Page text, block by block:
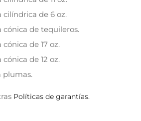
cilíndrica de 6 oz.
cónica de tequileros.
cónica de 17 oz.
cónica de 12 oz.
plumas.
Políticas de garantías.